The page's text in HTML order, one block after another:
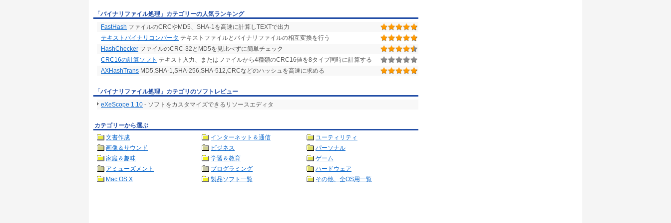
「バイナリファイル処理」カテゴリーの人気ランキング
FastHash ファイルのCRCやMD5、SHA-1を高速に計算しTEXTで出力
テキストバイナリコンバータ テキストファイルとバイナリファイルの相互変換を行う
HashChecker ファイルのCRC-32とMD5を見比べずに簡単チェック
CRC16の計算ソフト テキスト入力、またはファイルから4種類のCRC16値を8タイプ同時に計算する
AXHashTrans MD5,SHA-1,SHA-256,SHA-512,CRCなどのハッシュを高速に求める
「バイナリファイル処理」カテゴリのソフトレビュー
eXeScope 1.10 - ソフトをカスタマイズできるリソースエディタ
カテゴリーから選ぶ
文書作成
インターネット＆通信
ユーティリティ
画像＆サウンド
ビジネス
パーソナル
家庭＆趣味
学習＆教育
ゲーム
アミューズメント
プログラミング
ハードウェア
Mac OS X
製品ソフト一覧 その他、全OS用一覧